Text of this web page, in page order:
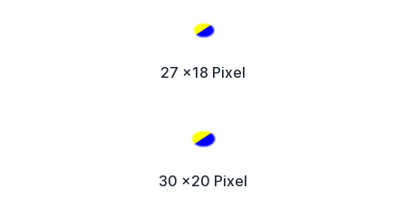
27 x18 Pixel
30 x20 Pixel